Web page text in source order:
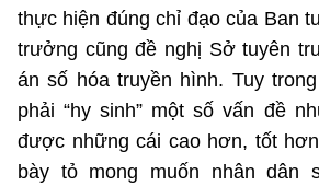
thực hiện đúng chỉ đạo của Ban
trưởng cũng đề nghị Sở tuyên
án số hóa truyền hình. Tuy
phải “hy sinh” một số vấn đề
được những cái cao hơn, tốt
bày tỏ mong muốn nhân dân